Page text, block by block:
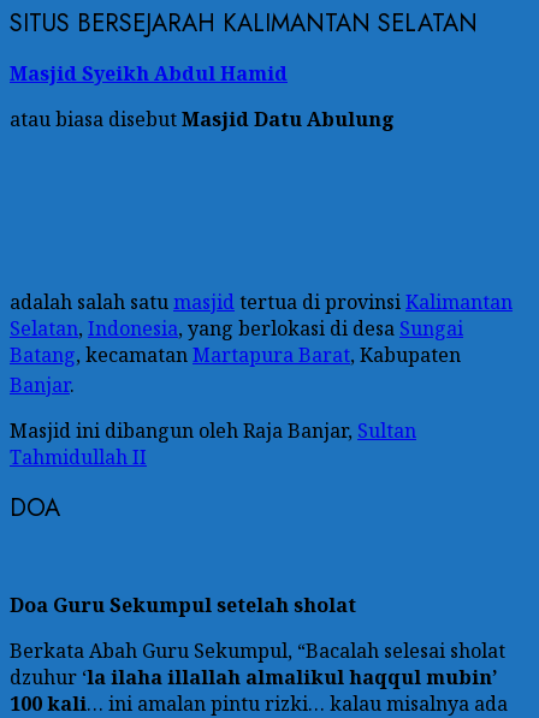
SITUS BERSEJARAH KALIMANTAN SELATAN
Masjid Syeikh Abdul Hamid
atau biasa disebutMasjid Datu Abulung
adalah salah satumasjidtertua di provinsiKalimantan
Selatan, Indonesia, yang berlokasi di desa Sungai
Batang, kecamatanMartapura Barat, Kabupaten
Banjar.
Masjid ini dibangun oleh Raja Banjar, Sultan
Tahmidullah II
DOA
Doa Guru Sekumpul setelah sholat
Berkata Abah Guru Sekumpul, “Bacalah selesai sholat
dzuhur ‘la ilaha illallah almalikul haqqul mubin’
100 kali… ini amalan pintu rizki… kalau misalnya ada